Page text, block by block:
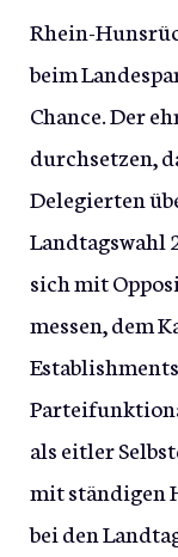
Rhein-
beim
Chance. Der
durchsetzen,
Delegierten
Landtagswahl
sich mit
messen, dem
als eitler
mit ständigen
bei den